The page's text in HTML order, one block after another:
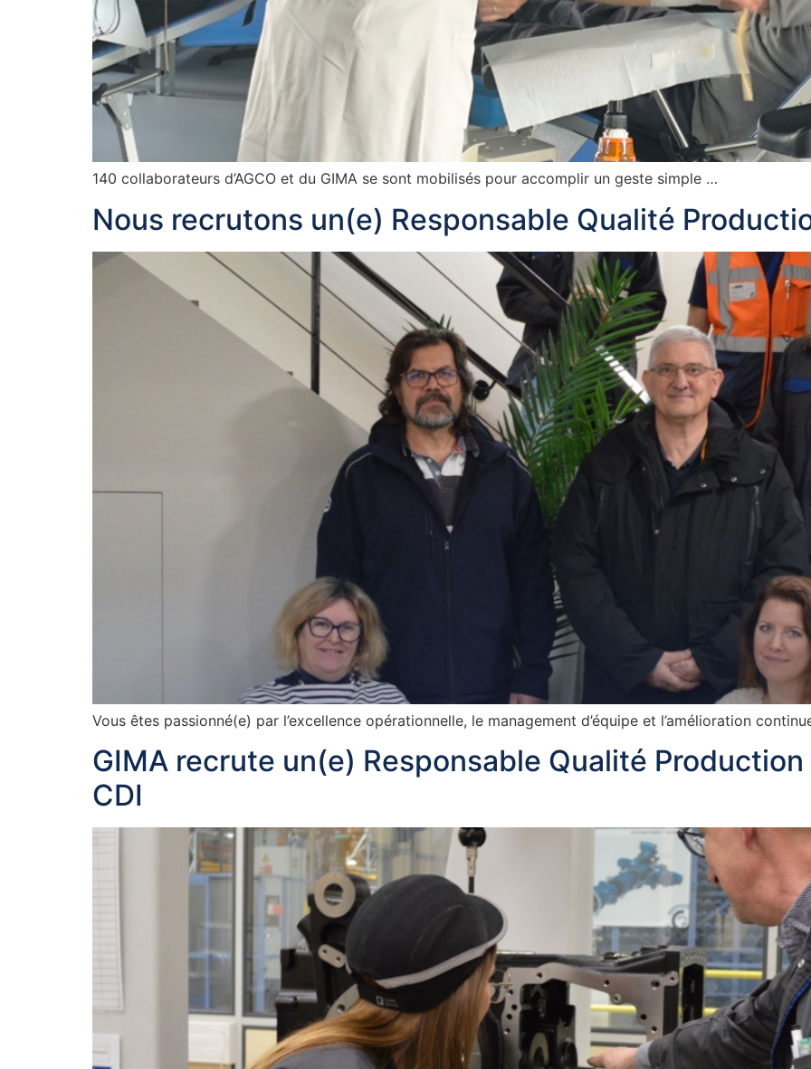
140 collaborateurs d’AGCO et du GIMA se sont mobilisés pour accomplir un geste simple …
Nous recrutons un(e) Responsable Qualité
Vous êtes passionné(e) par l’excellence opérationnelle, le management d’équipe et l’amélioration
GIMA recrute un(e) Responsable Qualité
CDI